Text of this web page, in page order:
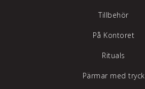
Tillbehör
På Kontoret
Rituals
Pärmar med tryck